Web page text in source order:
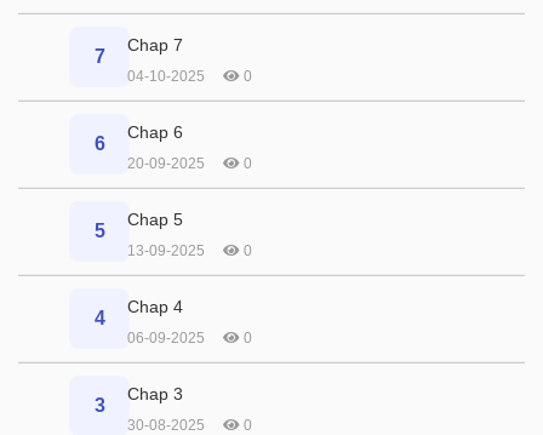
7
Chap 7
04-10-2025 0
6
Chap 6
20-09-2025 0
5
Chap 5
13-09-2025 0
4
Chap 4
06-09-2025 0
3
Chap 3
30-08-2025 0